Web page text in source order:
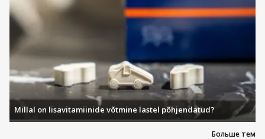
Больше тем
Millal on lisavitamiinide võtmine lastel põhjendatud?